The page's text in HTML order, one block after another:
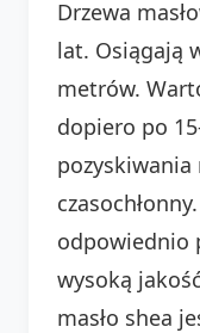
Drzewa
lat. Osiągają
metrów.
dopiero po
pozyskiwania
odpowiednio
wysoką
masło shea